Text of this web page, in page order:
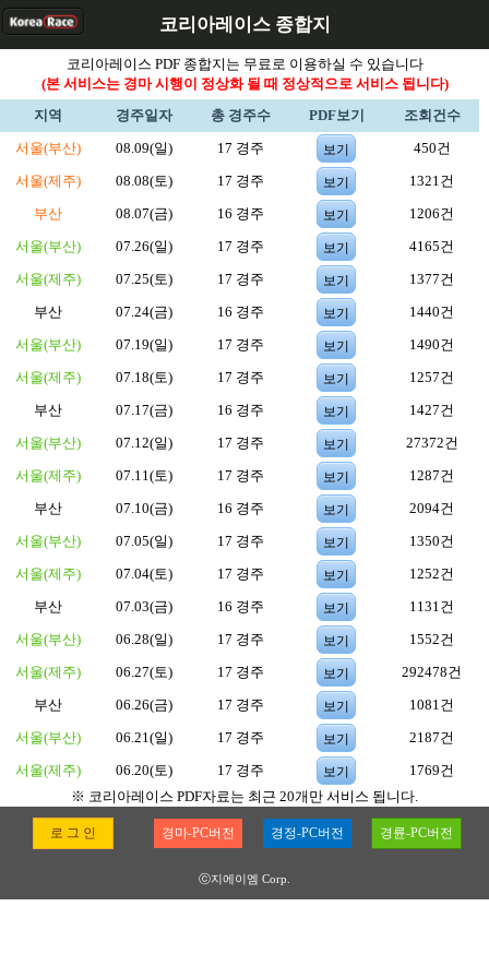
코리아레이스 종합지
코리아레이스 PDF 종합지는 무료로 이용하실 수 있습니다
(본 서비스는 경마 시행이 정상화 될 때 정상적으로 서비스 됩니다)
지역
경주일자 총 경주수 PDF보기
조회건수
서울(부산)
08.09(일) 17 경주 보기
450건
서울(제주)
08.08(토) 17 경주 보기
1321건
부산
08.07(금) 16 경주 보기
1206건
서울(부산)
07.26(일) 17 경주 보기
4165건
서울(제주)
07.25(토) 17 경주 보기
1377건
부산
07.24(금) 16 경주 보기
1440건
서울(부산)
07.19(일) 17 경주 보기
1490건
서울(제주)
07.18(토) 17 경주 보기
1257건
부산
07.17(금) 16 경주 보기
1427건
서울(부산)
07.12(일) 17 경주 보기
27372건
서울(제주)
07.11(토) 17 경주 보기
1287건
부산
07.10(금) 16 경주 보기
2094건
서울(부산)
07.05(일) 17 경주 보기
1350건
서울(제주)
07.04(토) 17 경주 보기
1252건
부산
07.03(금) 16 경주 보기
1131건
서울(부산)
06.28(일) 17 경주 보기
1552건
서울(제주)
06.27(토) 17 경주 보기
292478건
부산
06.26(금) 17 경주 보기
1081건
서울(부산)
06.21(일) 17 경주 보기
2187건
서울(제주)
06.20(토) 17 경주 보기
1769건
※ 코리아레이스 PDF자료는 최근 20개만 서비스 됩니다.
로 그 인 경마-PC버전 경정-PC버전 경륜-PC버전
ⓒ지에이엠 Corp.